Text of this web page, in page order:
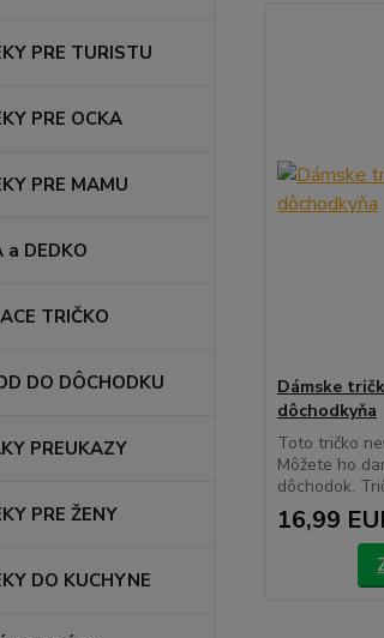
PRE TURISTU
PRE OCKA
PRE MAMU
a DEDKO
TRIČKO
DO DÔCHODKU
PREUKAZY
PRE ŽENY
DO KUCHYNE
Dámske
dôchodkyňa
Toto tričko
Môžete ho
dôchodok.
16,99